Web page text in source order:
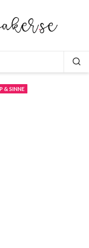
& SINNE